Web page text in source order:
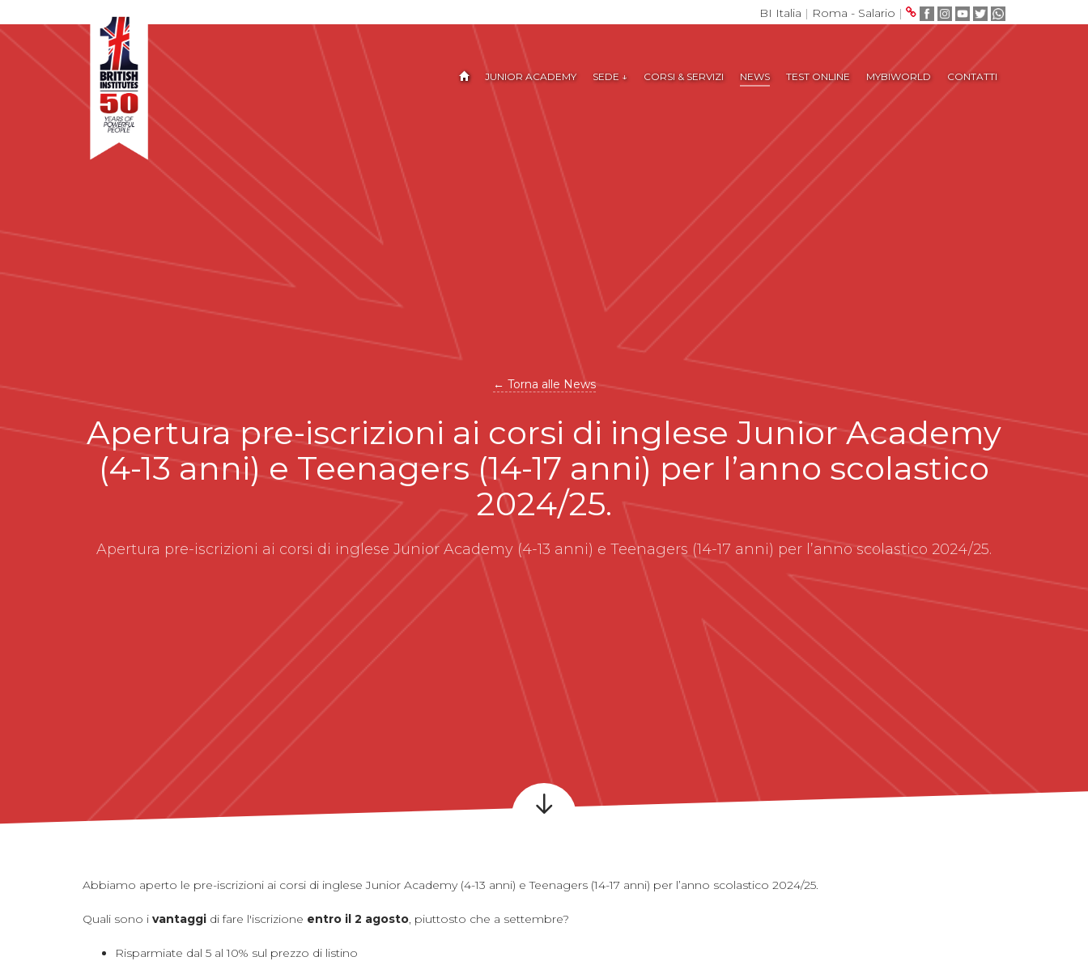
BI Italia | Roma - Salario |
JUNIOR ACADEMY SEDE ↓ CORSI & SERVIZI NEWS TEST ONLINE MYBIWORLD CONTATTI
← Torna alle News
Apertura pre-iscrizioni ai corsi di inglese Junior Academy
(4-13 anni) e Teenagers (14-17 anni) per l’anno scolastico
2024/25.
Apertura pre-iscrizioni ai corsi di inglese Junior Academy (4-13 anni) e Teenagers (14-17 anni) per l’anno scolastico 2024/25.
Abbiamo aperto le pre-iscrizioni ai corsi di inglese Junior Academy (4-13 anni) e Teenagers (14-17 anni) per l’anno scolastico 2024/25.
Quali sono i vantaggi di fare l'iscrizione entro il 2 agosto , piuttosto che a settembre?
Risparmiate dal 5 al 10% sul prezzo di listino